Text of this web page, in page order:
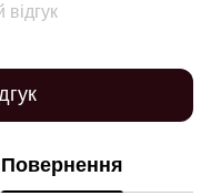
Повернення